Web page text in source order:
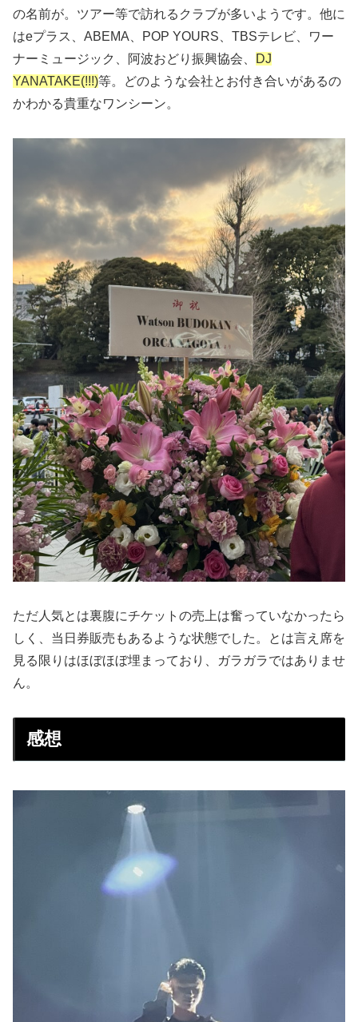
の名前が。ツアー等で訪れるクラブが多いようです。他に
はeプラス、ABEMA、POP YOURS、TBSテレビ、ワー
ナーミュージック、阿波おどり振興協会、
DJ
YANATAKE(!!!)等。どのような会社とお付き合いがあるの
かわかる貴重なワンシーン。
ただ人気とは裏腹にチケットの売上は奮っていなかったら
しく、当日券販売もあるような状態でした。とは言え席を
見る限りはほぼほぼ埋まっており、ガラガラではありませ
ん。
感想